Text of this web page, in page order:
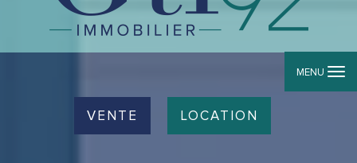
MENU
VENTE LOCATION